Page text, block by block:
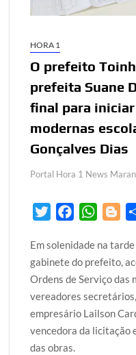
HORA 1
O prefeito
prefeita Suane
final para
modernas
Gonçalves Dias
Portal Hora 1 News
i
t
t
e
r
c
e
b
o
o
k
W
a
t
s
A
p
p
o
g
g
e
r
Em solenidade na
gabinete do prefeito,
Ordens de Serviço das
vereadores
empresário Lailson
vencedora da licitação
das obras.